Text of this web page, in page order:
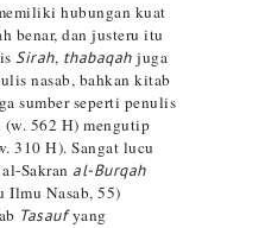
hubungan kuat
benar, dan justeru itu
Sirah, thabaqahjuga
nasab, bahkan kitab
sumber seperti penulis
(w. 562 H) mengutip
310 H). Sangat lucu
Sakran al-Burqah
Ilmu Nasab, 55)
Tasaufyang